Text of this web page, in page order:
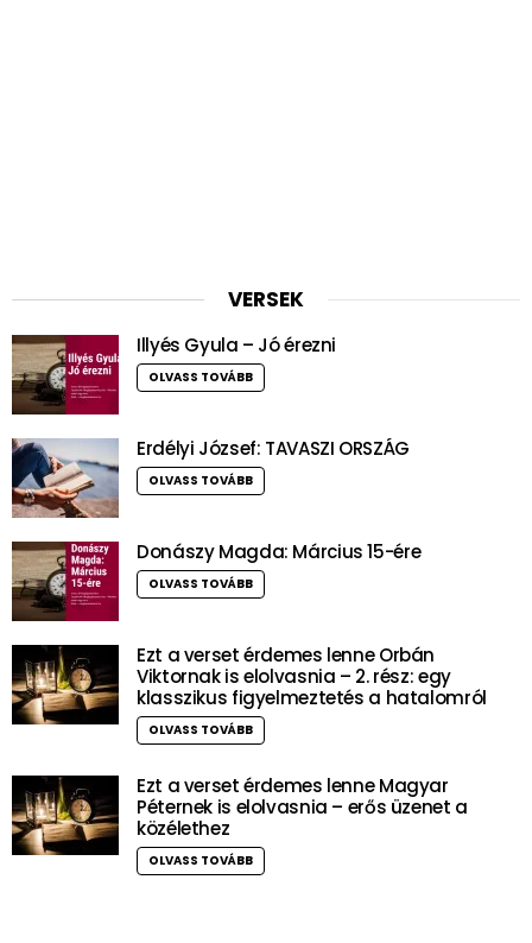
VERSEK
Illyés Gyula – Jó érezni
OLVASS TOVÁBB
Erdélyi József: TAVASZI ORSZÁG
OLVASS TOVÁBB
Donászy Magda: Március 15-ére
OLVASS TOVÁBB
Ezt a verset érdemes lenne Orbán
Viktornak is elolvasnia – 2. rész: egy
klasszikus figyelmeztetés a hatalomról
OLVASS TOVÁBB
Ezt a verset érdemes lenne Magyar
Péternek is elolvasnia – erős üzenet a
közélethez
OLVASS TOVÁBB